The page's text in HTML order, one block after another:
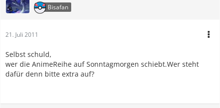
Bisafan
21. Juli 2011
Selbst schuld,
wer die AnimeReihe auf Sonntagmorgen schiebt.Wer steht
dafür denn bitte extra auf?